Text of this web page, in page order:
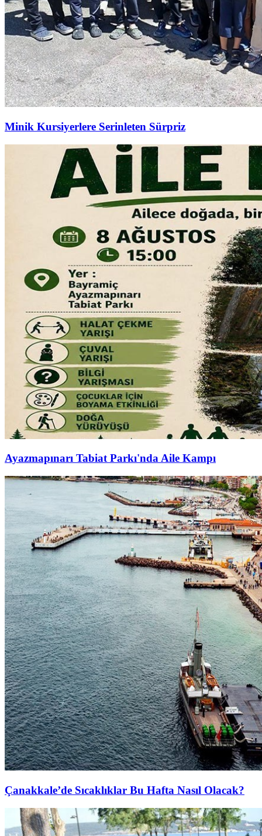
Minik Kursiyerlere Serinleten Sürpriz
Ayazmapınarı Tabiat Parkı'nda Aile Kampı
Çanakkale’de Sıcaklıklar Bu Hafta Nasıl Olacak?